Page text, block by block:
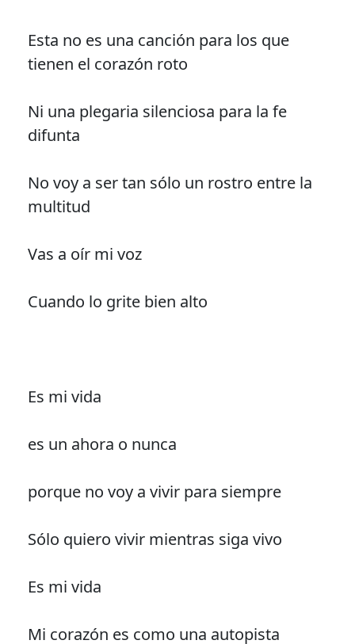
Esta no es una canción para los que
tienen el corazón roto
Ni una plegaria silenciosa para la fe
difunta
No voy a ser tan sólo un rostro entre la
multitud
Vas a oír mi voz
Cuando lo grite bien alto
Es mi vida
es un ahora o nunca
porque no voy a vivir para siempre
Sólo quiero vivir mientras siga vivo
Es mi vida
Mi corazón es como una autopista